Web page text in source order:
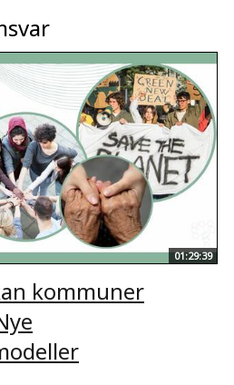
01:29:39
kommuner